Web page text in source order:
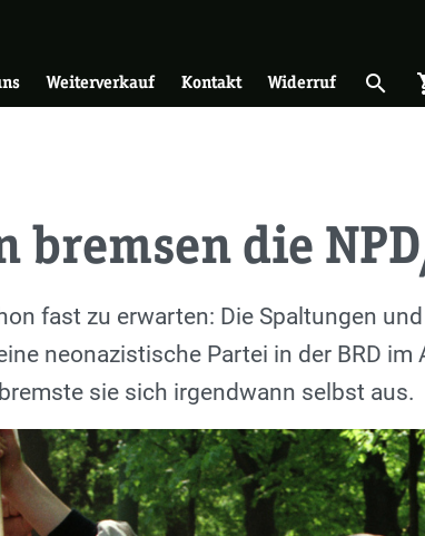
Weiterverkauf Kontakt Widerruf Suche
search
bremsen die
fast zu erwarten: Die Spaltungen
neonazistische Partei in der BRD
sie sich irgendwann selbst aus.